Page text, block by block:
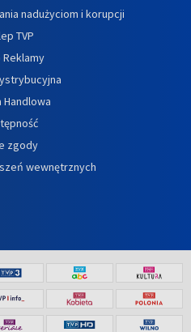
nadużyciom i korupcji
TVP
Reklamy
zgody
wewnętrznych